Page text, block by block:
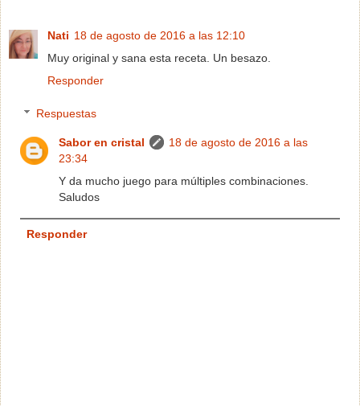
Nati 18 de agosto de 2016 a las 12:10
Muy original y sana esta receta. Un besazo.
Responder
Respuestas
Sabor en cristal
18 de agosto de 2016 a las
23:34
Y da mucho juego para múltiples combinaciones.
Saludos
Responder